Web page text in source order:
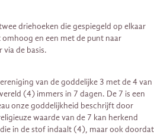
driehoeken die gespiegeld op elkaar
en een met de punt naar
de basis.
van de goddelijke 3 met de 4 van
(4) immers in 7 dagen. De 7 is een
onze goddelijkheid beschrijft door
waarde van de 7 kan herkend
in de stof indaalt (4), maar ook doordat